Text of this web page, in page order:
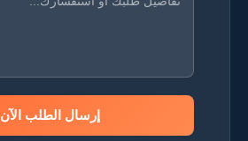
إرسال الطلب الآن